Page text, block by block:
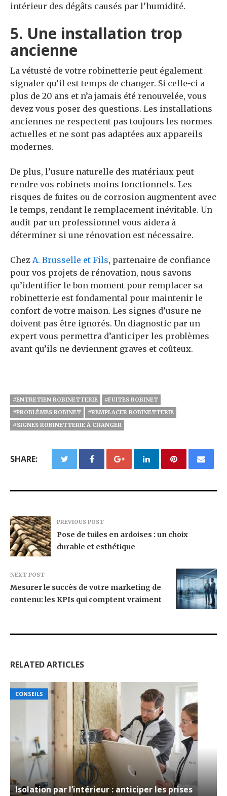
intérieur des dégâts causés par l’humidité.
5. Une installation trop
ancienne
La vétusté de votre robinetterie peut également
signaler qu’il est temps de changer. Si celle-ci a
plus de 20 ans et n’a jamais été renouvelée, vous
devez vous poser des questions. Les installations
anciennes ne respectent pas toujours les normes
actuelles et ne sont pas adaptées aux appareils
modernes.
De plus, l’usure naturelle des matériaux peut
rendre vos robinets moins fonctionnels. Les
risques de fuites ou de corrosion augmentent avec
le temps, rendant le remplacement inévitable. Un
audit par un professionnel vous aidera à
déterminer si une rénovation est nécessaire.
Chez A. Brusselle et Fils, partenaire de confiance
pour vos projets de rénovation, nous savons
qu’identifier le bon moment pour remplacer sa
robinetterie est fondamental pour maintenir le
confort de votre maison. Les signes d’usure ne
doivent pas être ignorés. Un diagnostic par un
expert vous permettra d’anticiper les problèmes
avant qu’ils ne deviennent graves et coûteux.
#ENTRETIEN ROBINETTERIE
#FUITES ROBINET
#PROBLÈMES ROBINET
#REMPLACER ROBINETTERIE
#SIGNES ROBINETTERIE À CHANGER
SHARE:
PREVIOUS POST
Pose de tuiles en ardoises : un choix
durable et esthétique
NEXT POST
Mesurer le succès de votre marketing de
contenu: les KPIs qui comptent vraiment
RELATED ARTICLES
CONSEILS
Isolation par l’intérieur : anticiper les prises